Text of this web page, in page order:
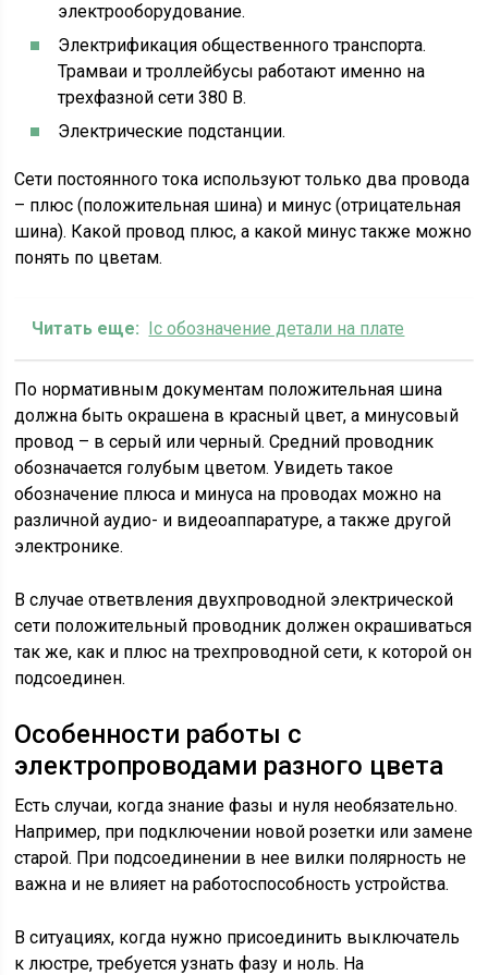
электрооборудование.
Электрификация общественного транспорта.
Трамваи и троллейбусы работают именно на
трехфазной сети 380 В.
Электрические подстанции.
Сети постоянного тока используют только два провода
– плюс (положительная шина) и минус (отрицательная
шина). Какой провод плюс, а какой минус также можно
понять по цветам.
Читать еще: Ic обозначение детали на плате
По нормативным документам положительная шина
должна быть окрашена в красный цвет, а минусовый
провод – в серый или черный. Средний проводник
обозначается голубым цветом. Увидеть такое
обозначение плюса и минуса на проводах можно на
различной аудио- и видеоаппаратуре, а также другой
электронике.
В случае ответвления двухпроводной электрической
сети положительный проводник должен окрашиваться
так же, как и плюс на трехпроводной сети, к которой он
подсоединен.
Особенности работы с
электропроводами разного цвета
Есть случаи, когда знание фазы и нуля необязательно.
Например, при подключении новой розетки или замене
старой. При подсоединении в нее вилки полярность не
важна и не влияет на работоспособность устройства.
В ситуациях, когда нужно присоединить выключатель
к люстре, требуется узнать фазу и ноль. На